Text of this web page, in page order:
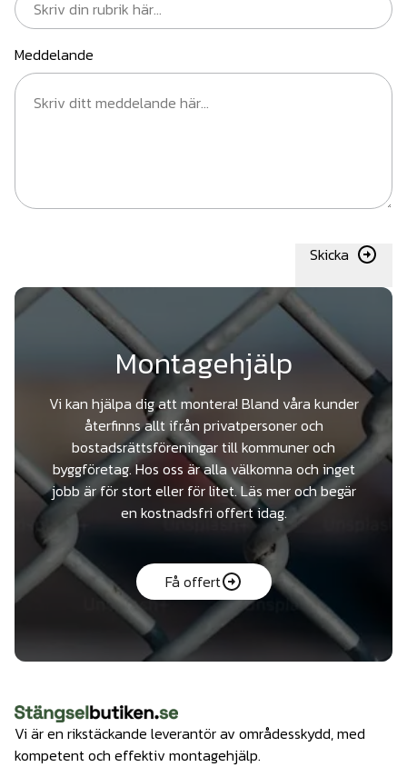
Meddelande
Skicka
Montagehjälp
Vi kan hjälpa dig att montera! Bland våra kunder
återfinns allt ifrån privatpersoner och
bostadsrättsföreningar till kommuner och
byggföretag. Hos oss är alla välkomna och inget
jobb är för stort eller för litet. Läs mer och begär
en kostnadsfri offert idag.
Få offert
Vi är en rikstäckande leverantör av områdesskydd, med
kompetent och effektiv montagehjälp.